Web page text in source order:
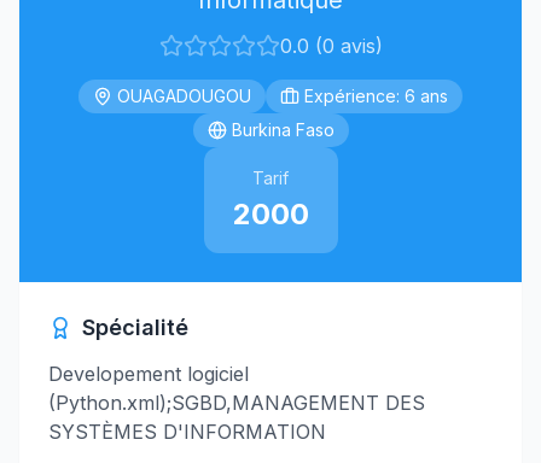
0.0 (0 avis)
OUAGADOUGOU
Expérience: 6 ans
Burkina Faso
Tarif
2000
Spécialité
Developement logiciel
(Python.xml);SGBD,MANAGEMENT DES
SYSTÈMES D'INFORMATION